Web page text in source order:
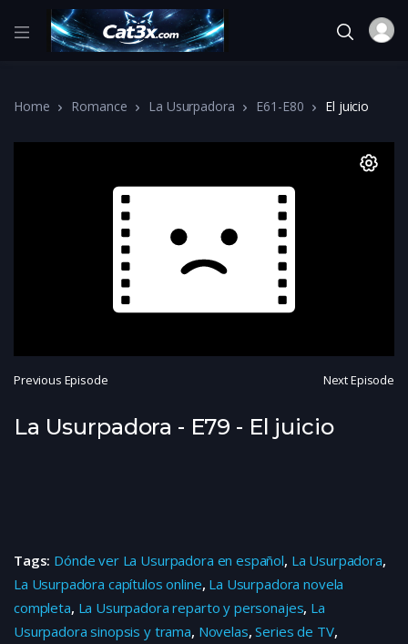
Home Romance La Usurpadora E61-E80 El juicio
Previous Episode Next Episode
La Usurpadora - E79 - El juicio
Tags: Dónde ver La Usurpadora en español, La Usurpadora,
La Usurpadora capítulos online, La Usurpadora novela
completa, La Usurpadora reparto y personajes, La
Usurpadora sinopsis y trama, Novelas,Series de TV,